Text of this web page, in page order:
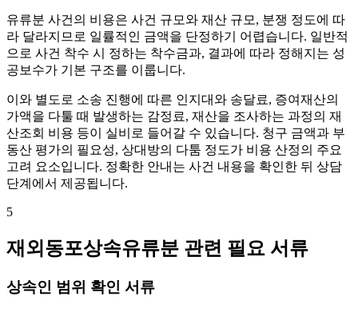
유류분 사건의 비용은 사건 규모와 재산 규모, 분쟁 정도에 따
라 달라지므로 일률적인 금액을 단정하기 어렵습니다. 일반적
으로 사건 착수 시 정하는 착수금과, 결과에 따라 정해지는 성
공보수가 기본 구조를 이룹니다.
이와 별도로 소송 진행에 따른 인지대와 송달료, 증여재산의
가액을 다툴 때 발생하는 감정료, 재산을 조사하는 과정의 재
산조회 비용 등이 실비로 들어갈 수 있습니다. 청구 금액과 부
동산 평가의 필요성, 상대방의 다툼 정도가 비용 산정의 주요
고려 요소입니다. 정확한 안내는 사건 내용을 확인한 뒤 상담
단계에서 제공됩니다.
5
재외동포상속유류분 관련 필요 서류
상속인 범위 확인 서류